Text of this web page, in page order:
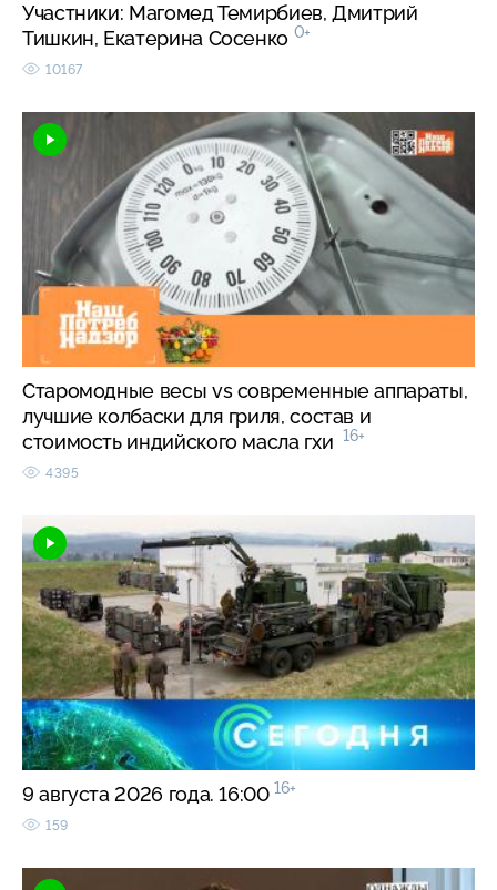
Участники: Магомед Темирбиев, Дмитрий
Тишкин, Екатерина Сосенко 0+
10167
Старомодные весы vs современные аппараты,
лучшие колбаски для гриля, состав и
стоимость индийского масла гхи 16+
4395
9 августа 2026 года. 16:00 16+
159